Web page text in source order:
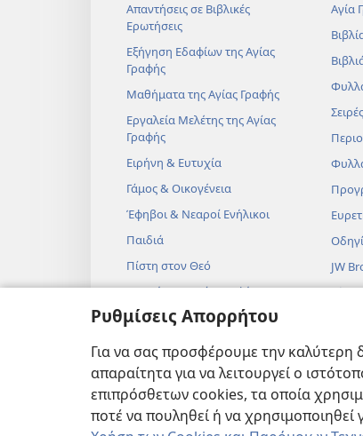
Ρυθμίσεις Απορρήτου
Για να σας προσφέρουμε την καλύτερη
απαραίτητα για να λειτουργεί ο
επιπρόσθετων cookies, τα οποία
ποτέ να πουληθεί ή να χρησιμοποιηθεί
Απαντήσεις σε Βιβλικές
Ερωτήσεις
Εξήγηση Εδαφίων της Αγίας
Γραφής
Μαθήματα της Αγίας Γραφής
Εργαλεία Μελέτης της Αγίας
Γραφής
Ειρήνη & Ευτυχία
Γάμος & Οικογένεια
Έφηβοι & Νεαροί Ενήλικοι
Παιδιά
Πίστη στον Θεό
Επιστήμη & Αγία Γραφή
Ιστορία & Αγία Γραφή
Αγία
JW